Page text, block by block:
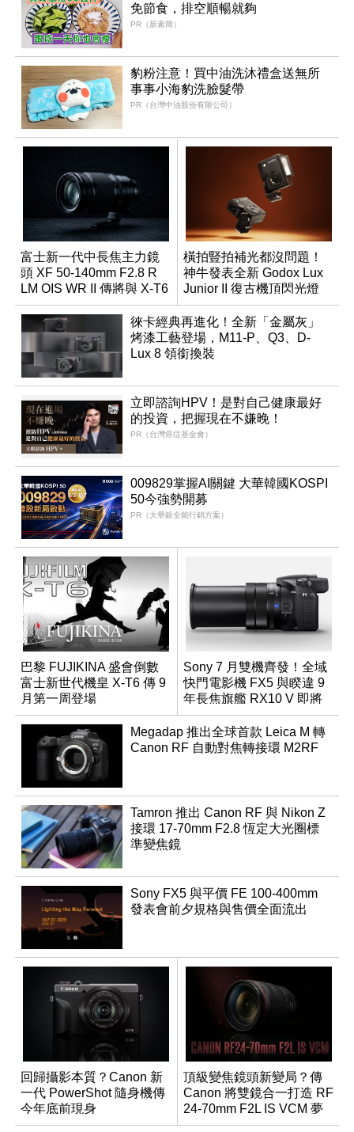
免節食，排空順暢就夠
PR（新素簡）
豹粉注意！買中油洗沐禮盒送無所
事事小海豹洗臉髮帶
PR（台灣中油股份有限公司）
富士新一代中長焦主力鏡
頭 XF 50-140mm F2.8 R
LM OIS WR II 傳將與 X-T6
同步亮相
橫拍豎拍補光都沒問題！
神牛發表全新 Godox Lux
Junior II 復古機頂閃光燈
徠卡經典再進化！全新「金屬灰」
烤漆工藝登場，M11-P、Q3、D-
Lux 8 領銜換裝
立即諮詢HPV！是對自己健康最好
的投資，把握現在不嫌晚！
PR（台灣癌症基金會）
009829掌握AI關鍵 大華韓國KOSPI
50今強勢開募
PR（大華銀全能行銷方案）
巴黎 FUJIKINA 盛會倒數
富士新世代機皇 X-T6 傳 9
月第一周登場
Sony 7 月雙機齊發！全域
快門電影機 FX5 與睽違 9
年長焦旗艦 RX10 V 即將
登場
Megadap 推出全球首款 Leica M 轉
Canon RF 自動對焦轉接環 M2RF
Tamron 推出 Canon RF 與 Nikon Z
接環 17-70mm F2.8 恆定大光圈標
準變焦鏡
Sony FX5 與平價 FE 100-400mm
發表會前夕規格與售價全面流出
回歸攝影本質？Canon 新
一代 PowerShot 隨身機傳
今年底前現身
頂級變焦鏡頭新變局？傳
Canon 將雙鏡合一打造 RF
24-70mm F2L IS VCM 夢
幻規格